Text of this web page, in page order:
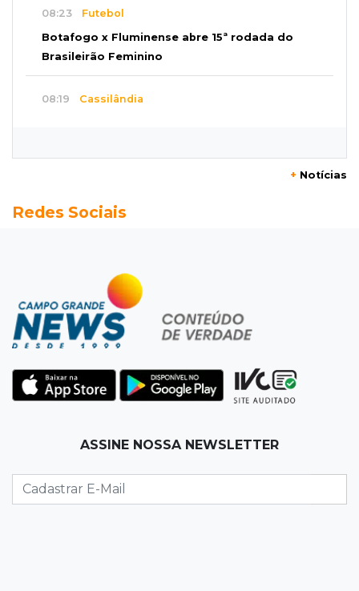
08:23 Futebol
Botafogo x Fluminense abre 15ª rodada do
Brasileirão Feminino
08:19 Cassilândia
Jagunços, jacobinos e batalha política nas
O rebanho dos originais
08:06De MS para o mundo
Grande expõe obras na Itália
"Bota Fora" da Sofá Inbox reúne quatro
+ Notícias
Redes Sociais
ASSINE NOSSA NEWSLETTER